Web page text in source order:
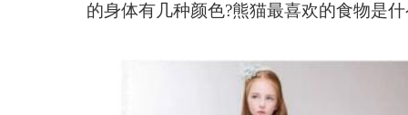
的身体有几种颜色?熊猫最喜欢的食物是